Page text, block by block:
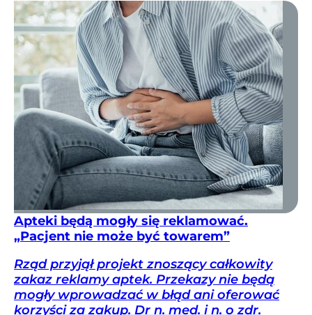
Apteki będą mogły się reklamować.
„Pacjent nie może być towarem”
Rząd przyjął projekt znoszący całkowity
zakaz reklamy aptek. Przekazy nie będą
mogły wprowadzać w błąd ani oferować
korzyści za zakup. Dr n. med. i n. o zdr.